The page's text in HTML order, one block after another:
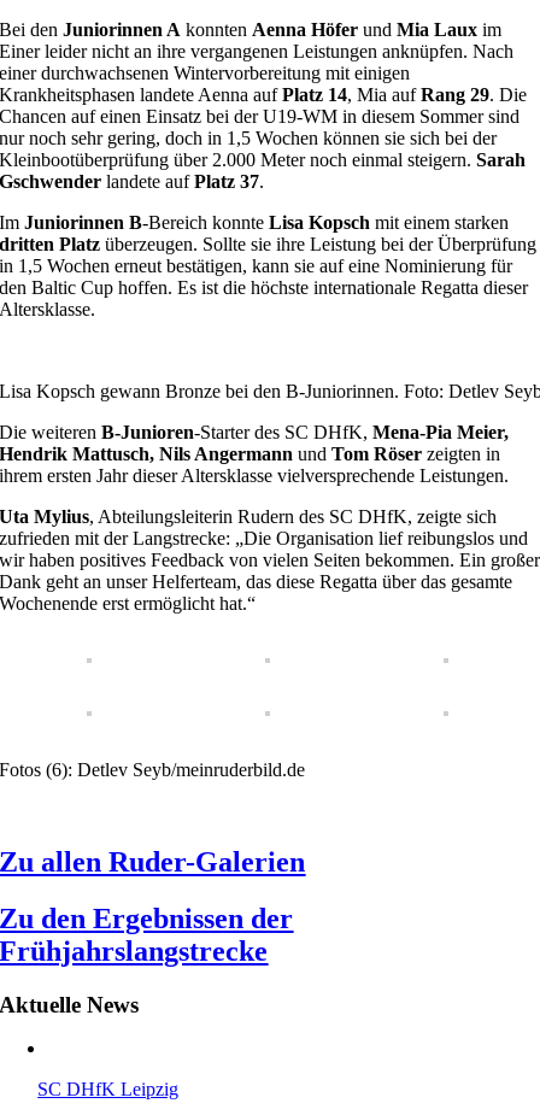
Bei denJuniorinnen A konnten Aenna Höfer undMia Laux im
Einer leider nicht an ihre vergangenen Leistungen anknüpfen. Nach
einer durchwachsenen Wintervorbereitung mit einigen
Krankheitsphasen landete Aenna aufPlatz 14, Mia aufRang 29. Die
Chancen auf einen Einsatz bei der U19-WM in diesem Sommer sind
nur noch sehr gering, doch in 1,5 Wochen können sie sich bei der
Kleinbootüberprüfung über 2.000 Meter noch einmal steigern.Sarah
Gschwender landete aufPlatz 37.
ImJuniorinnen B-Bereich konnteLisa Kopsch mit einem starken
dritten Platz überzeugen. Sollte sie ihre Leistung bei der Überprüfung
in 1,5 Wochen erneut bestätigen, kann sie auf eine Nominierung für
den Baltic Cup hoffen. Es ist die höchste internationale Regatta dieser
Altersklasse.
Lisa Kopsch gewann Bronze bei den B-Juniorinnen. Foto: Detlev
Die weiterenB-Junioren-Starter des SC DHfK,Mena-Pia Meier,
Hendrik Mattusch, Nils Angermannund Tom Röser zeigten in
ihrem ersten Jahr dieser Altersklasse vielversprechende Leistungen.
Uta Mylius, Abteilungsleiterin Rudern des SC DHfK, zeigte sich
zufrieden mit der Langstrecke: „Die Organisation lief reibungslos und
wir haben positives Feedback von vielen Seiten bekommen. Ein großer
Dank geht an unser Helferteam, das diese Regatta über das gesamte
Wochenende erst ermöglicht hat.“
Fotos (6): Detlev Seyb/meinruderbild.de
Zu allen Ruder-Galerien
Zu den Ergebnissen der
Frühjahrslangstrecke
Aktuelle News
SC DHfK Leipzig